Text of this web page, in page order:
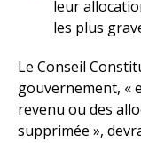
leur
les plus
Le Conseil
gouvernement, «
revenu ou des
supprimée »,